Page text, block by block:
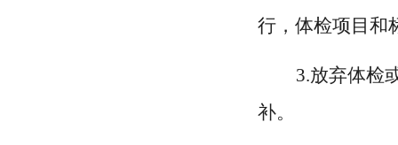
行，体检项目和
3.放弃体检
补。